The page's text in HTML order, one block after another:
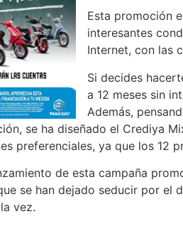
Esta promoción
interesantes
Internet, con las
Si decides
a 12 meses sin
Además,
se ha diseñado el Crediya
preferenciales, ya que los 12
de esta campaña
se han dejado seducir por el
vez.